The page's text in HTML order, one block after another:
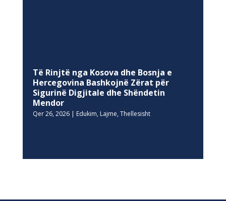
Të Rinjtë nga Kosova dhe Bosnja e
Hercegovina Bashkojnë Zërat për
Sigurinë Digjitale dhe Shëndetin
Mendor
Qer 26, 2026| Edukim, Lajme, Thellesisht